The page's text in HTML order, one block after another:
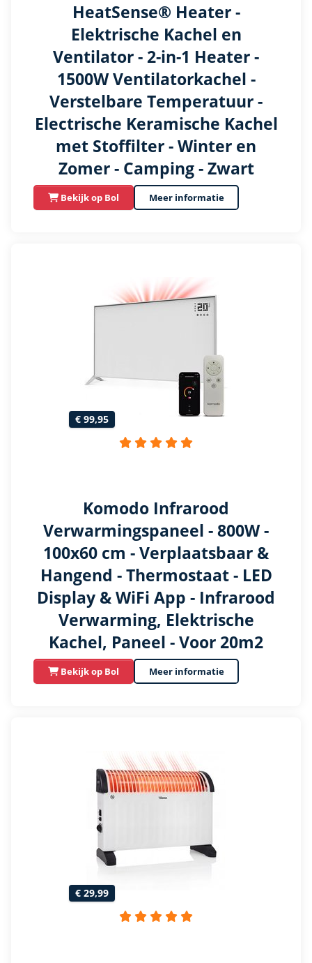
HeatSense® Heater -
Elektrische Kachel en
Ventilator - 2-in-1 Heater -
1500W Ventilatorkachel -
Verstelbare Temperatuur -
Electrische Keramische Kachel
met Stoffilter - Winter en
Zomer - Camping - Zwart
Bekijk op Bol Meer informatie
€ 99,95
Komodo Infrarood
Verwarmingspaneel - 800W -
100x60 cm - Verplaatsbaar &
Hangend - Thermostaat - LED
Display & WiFi App - Infrarood
Verwarming, Elektrische
Kachel, Paneel - Voor 20m2
Bekijk op Bol Meer informatie
€ 29,99